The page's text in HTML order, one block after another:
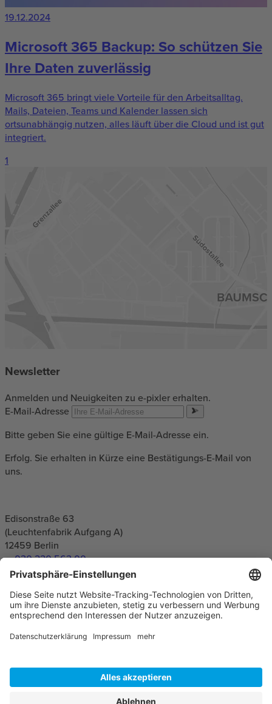
19.12.2024
Microsoft 365 Backup: So schützen Sie
Ihre Daten zuverlässig
Microsoft 365 bringt viele Vorteile für den Arbeitsalltag.
Mails, Dateien, Teams und Kalender lassen sich
ortsunabhängig nutzen, alles läuft über die Cloud und ist gut
integriert.
1
Newsletter
Anmelden und Neuigkeiten zu e-pixler erhalten.
E-Mail-Adresse
Bitte geben Sie eine gültige E-Mail-Adresse ein.
Erfolg. Sie erhalten in Kürze eine Bestätigungs-E-Mail von
uns.
Edisonstraße 63
(Leuchtenfabrik Aufgang A)
12459 Berlin
030 220 563 00
info(at)e-pixler.com
AGB